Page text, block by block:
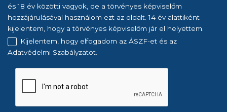
és 18 év közötti vagyok, de a törvényes képviselőm
hozzájárulásával használom ezt az oldalt. 14 év alattiként
kijelentem, hogy a törvényes képviselőm jár el helyettem.
Kijelentem, hogy elfogadom az ÁSZF-et és az
Adatvédelmi Szabályzatot.